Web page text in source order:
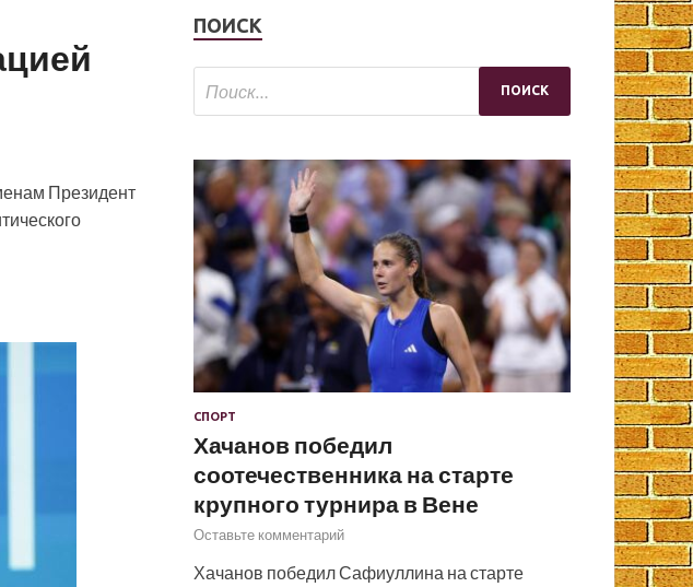
Президент
ПОИСК
СПОРТ
Хачанов победил
соотечественника на старте
крупного турнира в Вене
Оставьте комментарий
Хачанов победил Сафиуллина на старте